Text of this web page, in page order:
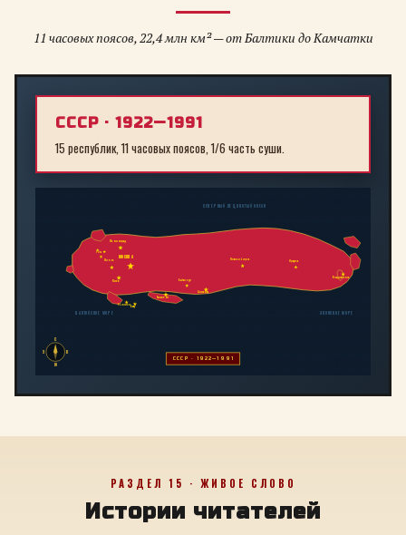
11 часовых поясов, 22,4 млн км² — от Балтики до Камчатки
СССР · 1922—1991
15 республик, 11 часовых поясов, 1/6 часть суши.
МОСКВА
Ленинград
Киев
Минск
Ташкент
Алма-Ата
Байконур
Новосибирск Иркутск
Владивосток
ТбилисиБаку
Рига
С
Ю
З
В
СССР · 1922—1991
БАЛТИЙСКОЕ МОРЕ
СЕВЕРНЫЙ ЛЕДОВИТЫЙ ОКЕАН
ЯПОНСКОЕ МОРЕ
РАЗДЕЛ 15 · ЖИВОЕ СЛОВО
Истории читателей